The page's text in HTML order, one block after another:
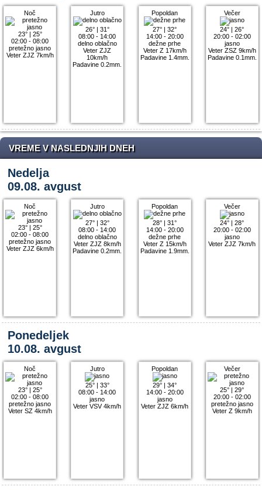
Noč
23°| 25°
02:00 - 08:00
pretežno jasno
Veter ZJZ 7km/h
Jutro
26°| 31°
08:00 - 14:00
delno oblačno
Veter ZJZ
10km/h
Padavine 0.2mm.
Popoldan
27° |32°
14:00 - 20:00
dežne prhe
Veter Z 17km/h
Padavine 1.4mm.
Večer
24° |26°
20:00 - 02:00
jasno
Veter ZSZ 9km/h
Padavine 0.1mm.
VREME V NASLEDNJIH DNEH
Nedelja
09.08. avgust
Noč
23°| 25°
02:00 - 08:00
pretežno jasno
Veter ZJZ 6km/h
Jutro
27°| 32°
08:00 - 14:00
delno oblačno
Veter ZJZ 8km/h
Padavine 0.2mm.
Popoldan
28° |31°
14:00 - 20:00
dežne prhe
Veter Z 15km/h
Padavine 1.9mm.
Večer
24° |28°
20:00 - 02:00
jasno
Veter ZJZ 7km/h
Ponedeljek
10.08. avgust
Noč
23°| 25°
02:00 - 08:00
pretežno jasno
Veter SZ 4km/h
Jutro
25°| 33°
08:00 - 14:00
jasno
Veter VSV 4km/h
Popoldan
29° |34°
14:00 - 20:00
jasno
Veter ZJZ 6km/h
Večer
25° |29°
20:00 - 02:00
pretežno jasno
Veter Z 9km/h